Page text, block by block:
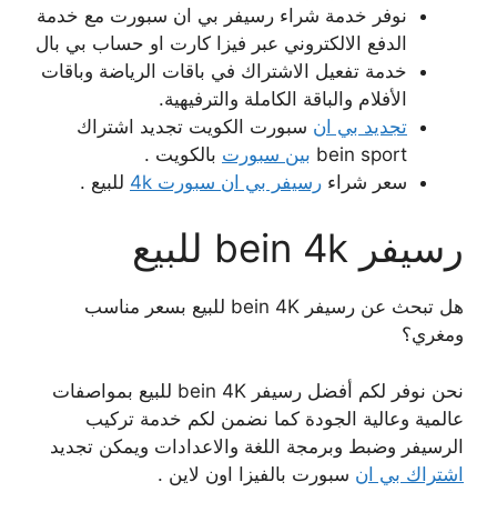
نوفر خدمة شراء رسيفر بي ان سبورت مع خدمة
الدفع الالكتروني عبر فيزا كارت او حساب بي بال
خدمة تفعيل الاشتراك في باقات الرياضة وباقات
الأفلام والباقة الكاملة والترفيهية.
تجديد بي ان سبورت الكويت تجديد اشتراك
bein sport بين سبورت بالكويت .
سعر شراء رسيفر بي ان سبورت 4k للبيع .
رسيفر bein 4k للبيع
هل تبحث عن رسيفر bein 4K للبيع بسعر مناسب
ومغري؟
نحن نوفر لكم أفضل رسيفر bein 4K للبيع بمواصفات
عالمية وعالية الجودة كما نضمن لكم خدمة تركيب
الرسيفر وضبط وبرمجة اللغة والاعدادات ويمكن تجديد
اشتراك بي ان سبورت بالفيزا اون لاين .